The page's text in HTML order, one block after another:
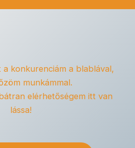
konkurenciám a blablával,
munkámmal.
elérhetőségem itt van
lássa!